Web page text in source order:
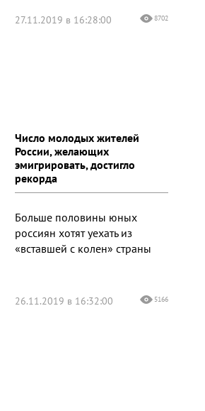
27.11.2019 в 16:28:00 8702
Число молодых жителей
России, желающих
эмигрировать, достигло
рекорда
Больше половины юных
россиян хотят уехать из
«вставшей с колен» страны
26.11.2019 в 16:32:00 5166